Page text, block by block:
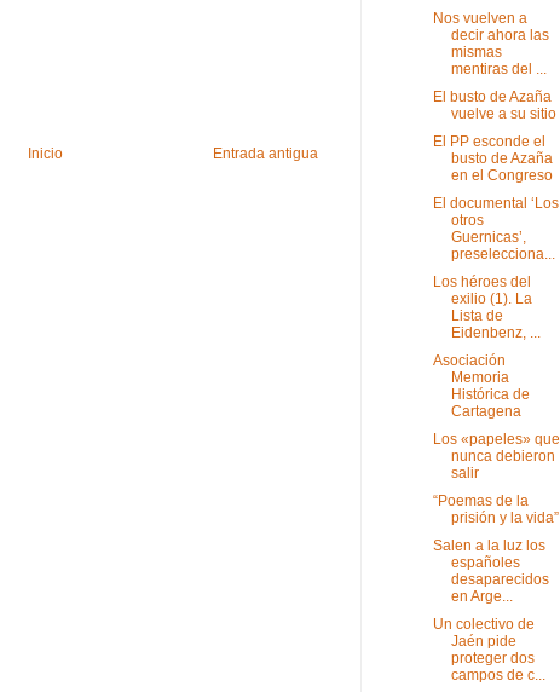
Entrada antigua
Inicio
Nos vuelven a
decir ahora las
mismas
mentiras del ...
El busto de Azaña
vuelve a su sitio
El PP esconde el
busto de Azaña
en el Congreso
El documental ‘Los
otros
Guernicas’,
preselecciona...
Los héroes del
exilio (1). La
Lista de
Eidenbenz, ...
Asociación
Memoria
Histórica de
Cartagena
Los «papeles» que
nunca debieron
salir
“Poemas de la
prisión y la vida”
Salen a la luz los
españoles
desaparecidos
en Arge...
Un colectivo de
Jaén pide
proteger dos
campos de c...